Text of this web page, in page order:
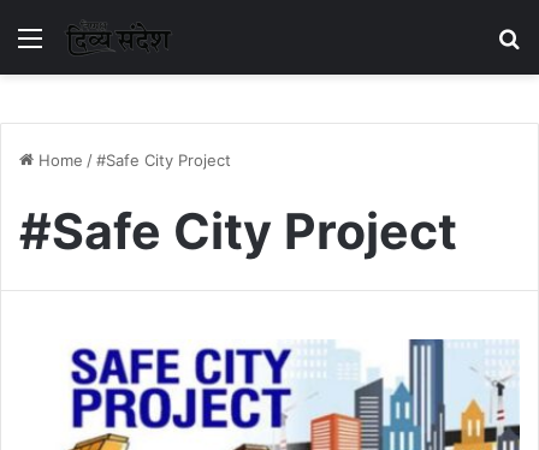
Menu
Home /#Safe City Project
#Safe City Project